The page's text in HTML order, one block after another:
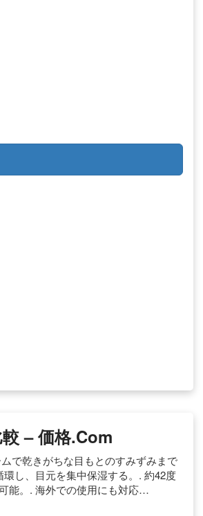
– 価格.com
で乾きがちな目もとのすみずみまで
し、目元を集中保湿する。. 約42度
能。. 海外での使用にも対応…